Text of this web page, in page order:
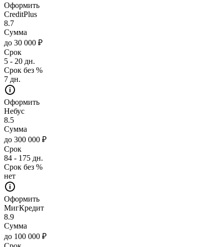
Оформить
CreditPlus
8.7
Сумма
до 30 000 ₽
Срок
5 - 20 дн.
Срок без %
7 дн.
Оформить
Небус
8.5
Сумма
до 300 000 ₽
Срок
84 - 175 дн.
Срок без %
нет
Оформить
МигКредит
8.9
Сумма
до 100 000 ₽